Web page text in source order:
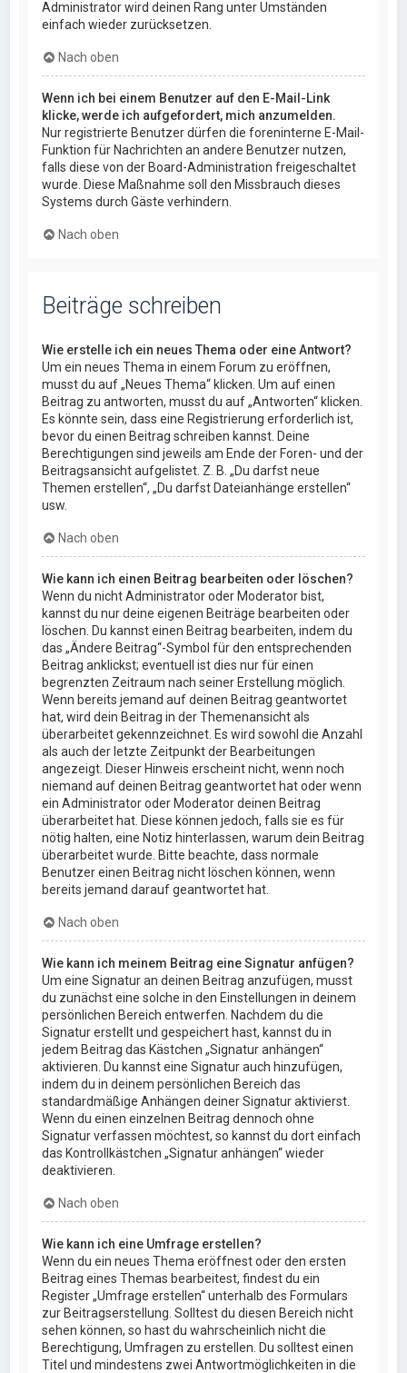
Administrator wird deinen Rang unter Umständen
einfach wieder zurücksetzen.
Nach oben
Wenn ich bei einem Benutzer auf den E-Mail-Link
klicke, werde ich aufgefordert, mich anzumelden.
Nur registrierte Benutzer dürfen die foreninterne E-Mail-
Funktion für Nachrichten an andere Benutzer nutzen,
falls diese von der Board-Administration freigeschaltet
wurde. Diese Maßnahme soll den Missbrauch dieses
Systems durch Gäste verhindern.
Nach oben
Beiträge schreiben
Wie erstelle ich ein neues Thema oder eine Antwort?
Um ein neues Thema in einem Forum zu eröffnen,
musst du auf „Neues Thema“ klicken. Um auf einen
Beitrag zu antworten, musst du auf „Antworten“ klicken.
Es könnte sein, dass eine Registrierung erforderlich ist,
bevor du einen Beitrag schreiben kannst. Deine
Berechtigungen sind jeweils am Ende der Foren- und der
Beitragsansicht aufgelistet. Z. B. „Du darfst neue
Themen erstellen“, „Du darfst Dateianhänge erstellen“
usw.
Nach oben
Wie kann ich einen Beitrag bearbeiten oder löschen?
Wenn du nicht Administrator oder Moderator bist,
kannst du nur deine eigenen Beiträge bearbeiten oder
löschen. Du kannst einen Beitrag bearbeiten, indem du
das „Ändere Beitrag“-Symbol für den entsprechenden
Beitrag anklickst; eventuell ist dies nur für einen
begrenzten Zeitraum nach seiner Erstellung möglich.
Wenn bereits jemand auf deinen Beitrag geantwortet
hat, wird dein Beitrag in der Themenansicht als
überarbeitet gekennzeichnet. Es wird sowohl die Anzahl
als auch der letzte Zeitpunkt der Bearbeitungen
angezeigt. Dieser Hinweis erscheint nicht, wenn noch
niemand auf deinen Beitrag geantwortet hat oder wenn
ein Administrator oder Moderator deinen Beitrag
überarbeitet hat. Diese können jedoch, falls sie es für
nötig halten, eine Notiz hinterlassen, warum dein Beitrag
überarbeitet wurde. Bitte beachte, dass normale
Benutzer einen Beitrag nicht löschen können, wenn
bereits jemand darauf geantwortet hat.
Nach oben
Wie kann ich meinem Beitrag eine Signatur anfügen?
Um eine Signatur an deinen Beitrag anzufügen, musst
du zunächst eine solche in den Einstellungen in deinem
persönlichen Bereich entwerfen. Nachdem du die
Signatur erstellt und gespeichert hast, kannst du in
jedem Beitrag das Kästchen „Signatur anhängen“
aktivieren. Du kannst eine Signatur auch hinzufügen,
indem du in deinem persönlichen Bereich das
standardmäßige Anhängen deiner Signatur aktivierst.
Wenn du einen einzelnen Beitrag dennoch ohne
Signatur verfassen möchtest, so kannst du dort einfach
das Kontrollkästchen „Signatur anhängen“ wieder
deaktivieren.
Nach oben
Wie kann ich eine Umfrage erstellen?
Wenn du ein neues Thema eröffnest oder den ersten
Beitrag eines Themas bearbeitest, findest du ein
Register „Umfrage erstellen“ unterhalb des Formulars
zur Beitragserstellung. Solltest du diesen Bereich nicht
sehen können, so hast du wahrscheinlich nicht die
Berechtigung, Umfragen zu erstellen. Du solltest einen
Titel und mindestens zwei Antwortmöglichkeiten in die